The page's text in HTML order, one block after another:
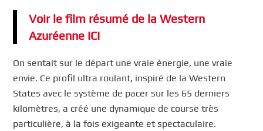
Voir le film résumé de la Western
Azuréenne ICI
On sentait sur le départ une vraie énergie, une vraie
envie. Ce profil ultra roulant, inspiré de la Western
States avec le système de pacer sur les 65 derniers
kilomètres, a créé une dynamique de course très
particulière, à la fois exigeante et spectaculaire.